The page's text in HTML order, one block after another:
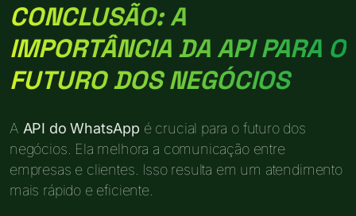
CONCLUSÃO: A
IMPORTÂNCIA DA API PARA O
FUTURO DOS NEGÓCIOS
A API do WhatsApp é crucial para o futuro dos
negócios. Ela melhora a comunicação entre
empresas e clientes. Isso resulta em um atendimento
mais rápido e eficiente.